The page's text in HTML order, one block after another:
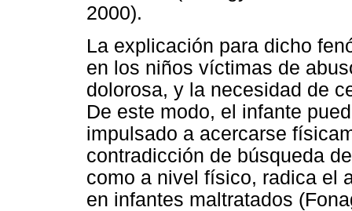
2000).
La explicación para dicho
en los niños víctimas de
dolorosa, y la necesidad de
De este modo, el infante
impulsado a acercarse
contradicción de búsqueda
como a nivel físico, radica el
en infantes maltratados